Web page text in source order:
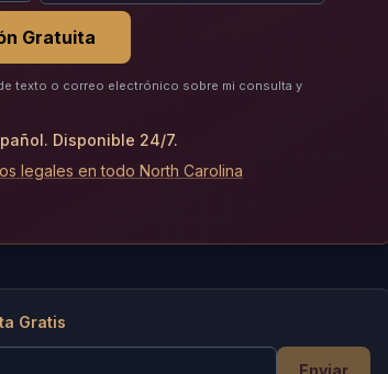
Gratuita
texto o correo electrónico sobre mi consulta y
Disponible 24/7.
legales en todo North Carolina
Gratis